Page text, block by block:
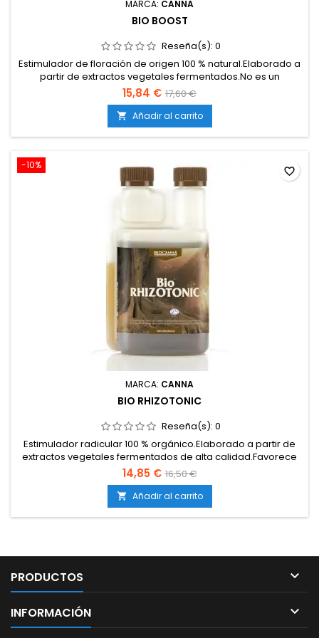
MARCA: CANNA
BIO BOOST
Reseña(s): 0
Estimulador de floración de origen 100 % natural.Elaborado a
partir de extractos vegetales fermentados.No es un
fertilizante, sino un complemento metabólico que impulsa la
energía de la planta.Incrementa la producción de flores,
mejorando densidad, tamaño y peso.Intensifica aromas y
sabores, potenciando el perfil organoléptico del producto...
15,84 € 17,60 €
 Añadir al carrito
-10%
MARCA: CANNA
BIO RHIZOTONIC
Reseña(s): 0
Estimulador radicular 100 % orgánico.Elaborado a partir de
extractos vegetales fermentados de alta calidad.Favorece
el desarrollo de raíces nuevas, largas y
ramificadas.Refuerza las defensas naturales de la planta y
aumenta su resistencia frente al estrés.Ideal para aplicar
después de trasplantes o en cultivos debilitados.Compatible
con...
14,85 € 16,50 €
 Añadir al carrito
favorite_border
PRODUCTOS 
INFORMACIÓN 